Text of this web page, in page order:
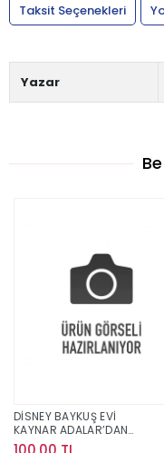
Taksit Seçenekleri
Yazar
DİSNEY BAYKUŞ EVİ
KAYNAR ADALAR’DAN
SİHİR-TEŞEM MACERALAR